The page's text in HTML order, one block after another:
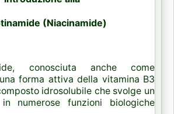
(Niacinamide)
conosciuta anche come
forma attiva della vitamina B3
idrosolubile che svolge un
numerose funzioni biologiche